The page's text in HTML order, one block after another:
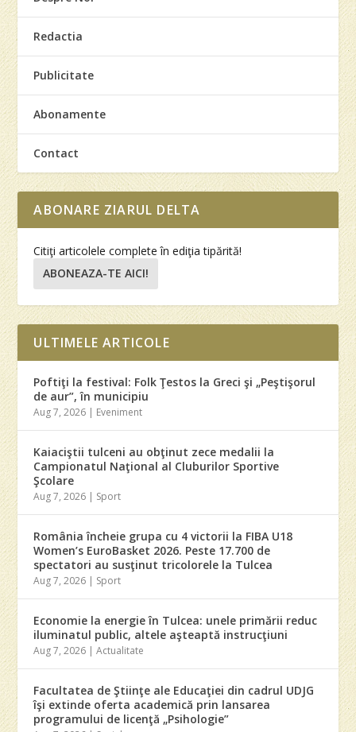
Redactia
Publicitate
Abonamente
Contact
ABONARE ZIARUL DELTA
Citiţi articolele complete în ediţia tipărită!
ABONEAZA-TE AICI!
ULTIMELE ARTICOLE
Poftiţi la festival: Folk Ţestos la Greci şi „Peştişorul
de aur”, în municipiu
Aug 7, 2026 | Eveniment
Kaiaciştii tulceni au obţinut zece medalii la
Campionatul Naţional al Cluburilor Sportive
Şcolare
Aug 7, 2026 | Sport
România încheie grupa cu 4 victorii la FIBA U18
Women’s EuroBasket 2026. Peste 17.700 de
spectatori au susţinut tricolorele la Tulcea
Aug 7, 2026 | Sport
Economie la energie în Tulcea: unele primării reduc
iluminatul public, altele aşteaptă instrucţiuni
Aug 7, 2026 |Actualitate
Facultatea de Ştiinţe ale Educaţiei din cadrul UDJG
îşi extinde oferta academică prin lansarea
programului de licenţă „Psihologie”